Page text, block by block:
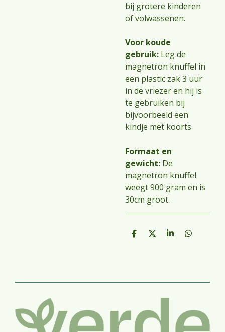
bij grotere kinderen
of volwassenen.
Voor koude
gebruik: Leg de
magnetron knuffel in
een plastic zak 3 uur
in de vriezer en hij is
te gebruiken bij
bijvoorbeeld een
kindje met koorts
Formaat en
gewicht: De
magnetron knuffel
weegt 900 gram en is
30cm groot.
D
D
S
D